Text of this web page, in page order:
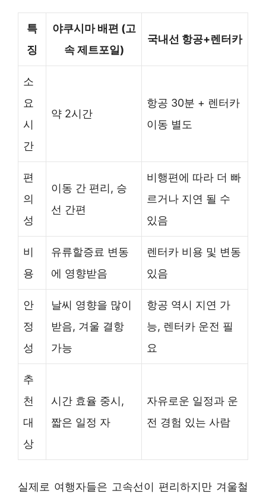
특
징
야쿠시마 배편 (고
속 제트포일)
국내선 항공+렌터카
소
요
시
간
약 2시간
항공 30분 + 렌터카
이동 별도
편
의
성
이동 간 편리, 승
선 간편
비행편에 따라 더 빠
르거나 지연 될 수
있음
비
용
유류할증료 변동
에 영향받음
렌터카 비용 및 변동
있음
안
정
성
날씨 영향을 많이
받음, 겨울 결항
가능
항공 역시 지연 가
능, 렌터카 운전 필
요
추
천
대
상
시간 효율 중시,
짧은 일정 자
자유로운 일정과 운
전 경험 있는 사람
실제로 여행자들은 고속선이 편리하지만 겨울철